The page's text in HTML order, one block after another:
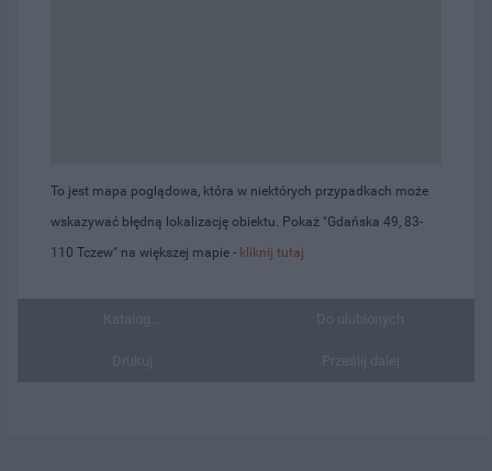
To jest mapa poglądowa, która w niektórych przypadkach może
wskazywać błędną lokalizację obiektu. Pokaż "Gdańska 49, 83-
110 Tczew" na większej mapie - kliknij tutaj